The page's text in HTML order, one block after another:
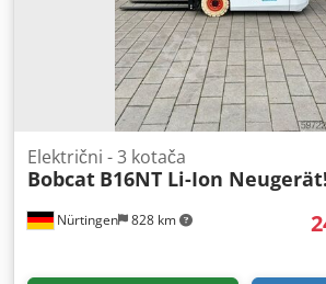
Nürtingen 828 km
Električni - 3 kotača
Bobcat B16NT Li-Ion